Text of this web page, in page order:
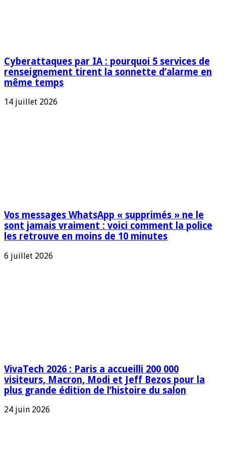
Cyberattaques par IA : pourquoi 5 services de
renseignement tirent la sonnette d’alarme en
même temps
14 juillet 2026
Vos messages WhatsApp « supprimés » ne le
sont jamais vraiment : voici comment la police
les retrouve en moins de 10 minutes
6 juillet 2026
VivaTech 2026 : Paris a accueilli 200 000
visiteurs, Macron, Modi et Jeff Bezos pour la
plus grande édition de l’histoire du salon
24 juin 2026